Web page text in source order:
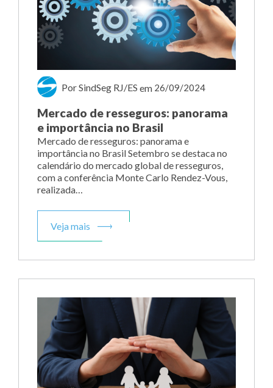
Por SindSeg RJ/ES em 26/09/2024
Mercado de resseguros: panorama
e importância no Brasil
Mercado de resseguros: panorama e
importância no Brasil Setembro se destaca no
calendário do mercado global de resseguros,
com a conferência Monte Carlo Rendez-Vous,
realizada…
Veja mais